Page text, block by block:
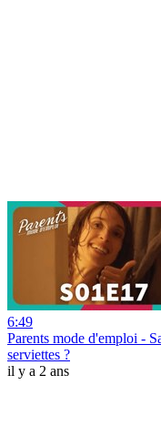
6:49
Parents mode d'emploi -
serviettes ?
il y a 2 ans